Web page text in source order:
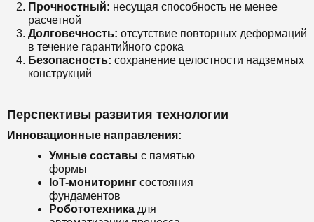
Прочностный: несущая способность не менее
расчетной
Долговечность: отсутствие повторных деформаций
в течение гарантийного срока
Безопасность: сохранение целостности надземных
конструкций
Перспективы развития технологии
Инновационные направления:
Умные составы с памятью
формы
IoT-мониторинг состояния
фундаментов
Робототехника для